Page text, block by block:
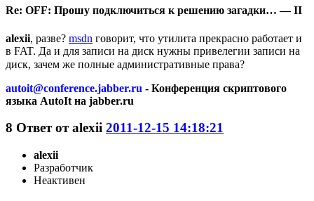
Re: OFF: Прошу подключиться к решению загадки… — II
alexii, разве? msdn говорит, что утилита прекрасно работает и
в FAT. Да и для записи на диск нужны привелегии записи на
диск, зачем же полные административные права?
autoit@conference.jabber.ru - Конференция скриптового
языка AutoIt на jabber.ru
8 Ответ отalexii 2011-12-15 14:18:21
alexii
Разработчик
Неактивен